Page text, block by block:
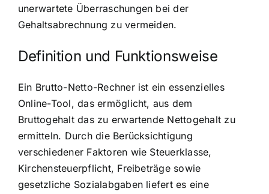
unerwartete Überraschungen bei der
Gehaltsabrechnung zu vermeiden.
Definition und Funktionsweise
Ein Brutto-Netto-Rechner ist ein essenzielles
Online-Tool, das ermöglicht, aus dem
Bruttogehalt das zu erwartende Nettogehalt zu
ermitteln. Durch die Berücksichtigung
verschiedener Faktoren wie Steuerklasse,
Kirchensteuerpflicht, Freibeträge sowie
gesetzliche Sozialabgaben liefert es eine